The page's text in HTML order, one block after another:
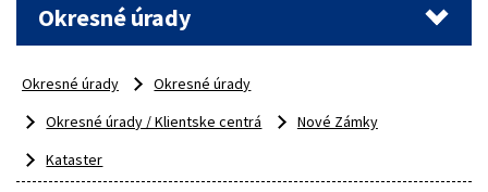
Okresné úrady
Okresné úrady
Okresné úrady
Okresné úrady / Klientske centrá
Nové Zámky
Kataster